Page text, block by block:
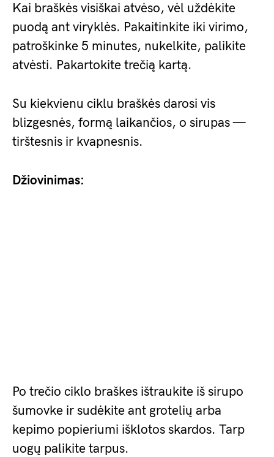
Kai braškės visiškai atvėso, vėl uždėkite
puodą ant viryklės. Pakaitinkite iki virimo,
patroškinke 5 minutes, nukelkite, palikite
atvėsti. Pakartokite trečią kartą.
Su kiekvienu ciklu braškės darosi vis
blizgesnės, formą laikančios, o sirupas —
tirštesnis ir kvapnesnis.
Džiovinimas:
Po trečio ciklo braškes ištraukite iš sirupo
šumovke ir sudėkite ant grotelių arba
kepimo popieriumi išklotos skardos. Tarp
uogų palikite tarpus.